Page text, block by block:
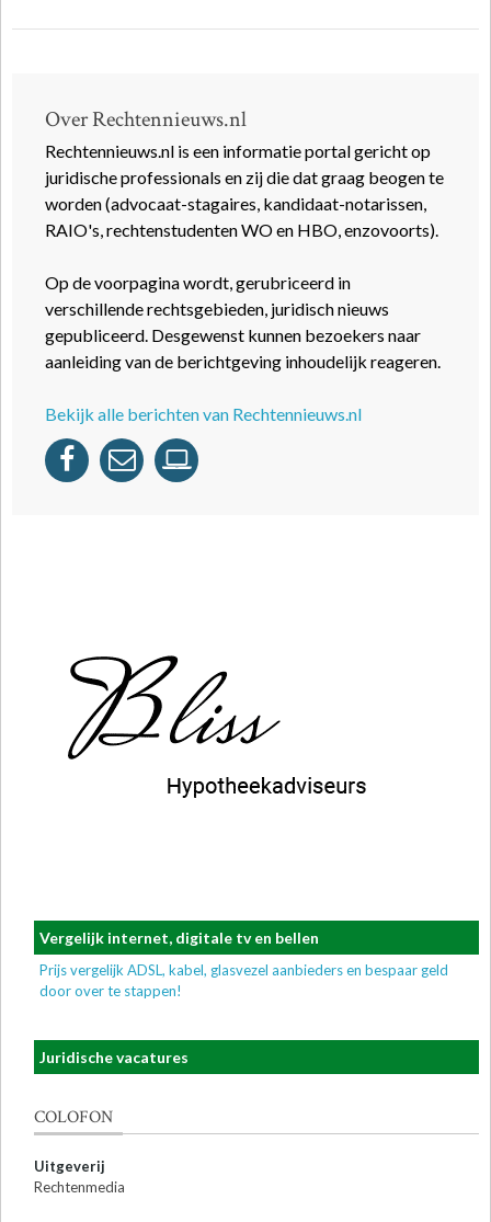
Over Rechtennieuws.nl
Rechtennieuws.nl is een informatie portal gericht op
juridische professionals en zij die dat graag beogen te
worden (advocaat-stagaires, kandidaat-notarissen,
RAIO's, rechtenstudenten WO en HBO, enzovoorts).
Op de voorpagina wordt, gerubriceerd in
verschillende rechtsgebieden, juridisch nieuws
gepubliceerd. Desgewenst kunnen bezoekers naar
aanleiding van de berichtgeving inhoudelijk reageren.
Bekijk alle berichten van Rechtennieuws.nl
Vergelijk internet, digitale tv en bellen
Prijs vergelijk ADSL, kabel, glasvezel aanbieders en bespaar geld
door over te stappen!
Juridische vacatures
COLOFON
Uitgeverij
Rechtenmedia